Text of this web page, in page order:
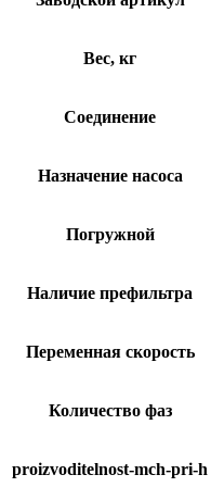
Вес, кг
Соединение
Назначение насоса
Погружной
Наличие префильтра
Переменная скорость
Количество фаз
proizvoditelnost-mch-pri-h